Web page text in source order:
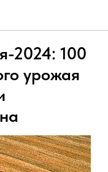
2024: 100
урожая